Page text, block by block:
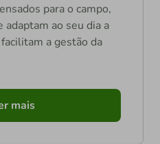
para o campo,
ao seu dia a
a gestão da
mais